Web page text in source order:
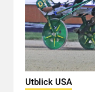
Utblick USA